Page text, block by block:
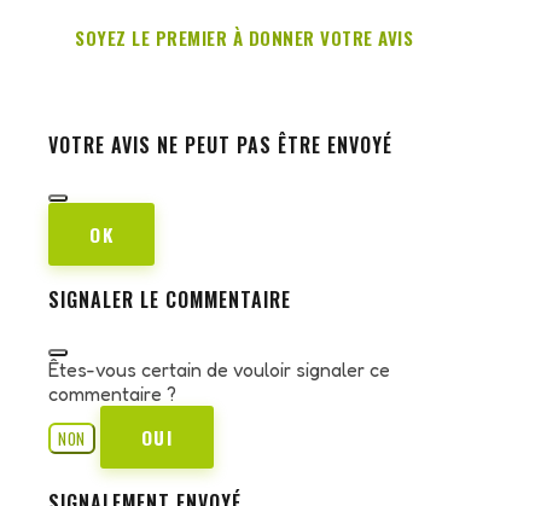
SOYEZ LE PREMIER À DONNER VOTRE AVIS
VOTRE AVIS NE PEUT PAS ÊTRE ENVOYÉ
OK
SIGNALER LE COMMENTAIRE
Êtes-vous certain de vouloir signaler ce
commentaire ?
NON
OUI